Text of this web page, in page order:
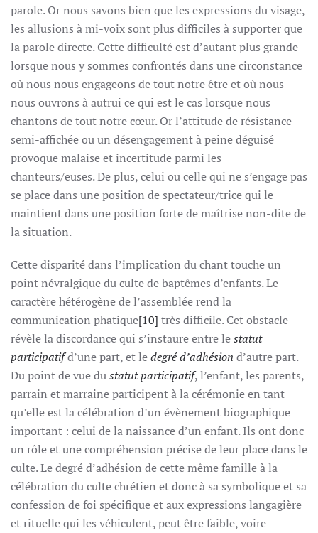
parole. Or nous savons bien que les expressions du visage,
les allusions à mi-voix sont plus difficiles à supporter que
la parole directe. Cette difficulté est d’autant plus grande
lorsque nous y sommes confrontés dans une circonstance
où nous nous engageons de tout notre être et où nous
nous ouvrons à autrui ce qui est le cas lorsque nous
chantons de tout notre cœur. Or l’attitude de résistance
semi-affichée ou un désengagement à peine déguisé
provoque malaise et incertitude parmi les
chanteurs/euses. De plus, celui ou celle qui ne s’engage pas
se place dans une position de spectateur/trice qui le
maintient dans une position forte de maîtrise non-dite de
la situation.
Cette disparité dans l’implication du chant touche un
point névralgique du culte de baptêmes d’enfants. Le
caractère hétérogène de l’assemblée rend la
communication phatique[10] très difficile. Cet obstacle
révèle la discordance qui s’instaure entre lestatut
participatifd’une part, et ledegré d’adhésion d’autre part.
Du point de vue dustatut participatif, l’enfant, les parents,
parrain et marraine participent à la cérémonie en tant
qu’elle est la célébration d’un évènement biographique
important : celui de la naissance d’un enfant. Ils ont donc
un rôle et une compréhension précise de leur place dans le
culte. Le degré d’adhésion de cette même famille à la
célébration du culte chrétien et donc à sa symbolique et sa
confession de foi spécifique et aux expressions langagière
et rituelle qui les véhiculent, peut être faible, voire